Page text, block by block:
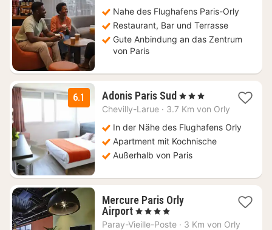
89
€
Nahe des Flughafens Paris-Orly
Restaurant, Bar und Terrasse
Gute Anbindung an das Zentrum
von Paris
6.1 Adonis Paris Sud 1
Nacht
51
€
, 3 Sterne
Chevilly-Larue · 3.7 Km von Orly
In der Nähe des Flughafens Orly
Apartment mit Kochnische
Außerhalb von Paris
Mercure Paris Orly
Airport1
Nacht
, 4 Sterne
Paray-Vieille-Poste · 3 Km von Orly